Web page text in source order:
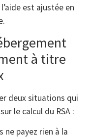
est ajustée en
à titre
deux situations qui
le calcul du RSA :
ne payez rien à la